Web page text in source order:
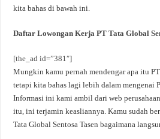
kita bahas di bawah ini.
Daftar Lowongan Kerja PT Tata Global
[the_ad id=”381″]
Mungkin kamu pernah mendengar apa itu
tetapi kita bahas lagi lebih dalam mengenai
Informasi ini kami ambil dari web
itu, ini terjamin keasliannya. Kamu sudah
Tata Global Sentosa Tasen bagaimana